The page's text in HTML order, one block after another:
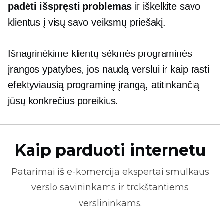
padėti išspręsti problemas ir iškelkite savo
klientus į visų savo veiksmų priešakį.
Išnagrinėkime klientų sėkmės programinės
įrangos ypatybes, jos naudą verslui ir kaip rasti
efektyviausią programinę įrangą, atitinkančią
jūsų konkrečius poreikius.
Kaip parduoti internetu
Patarimai iš e-komercija ekspertai smulkaus
verslo savininkams ir trokštantiems
verslininkams.